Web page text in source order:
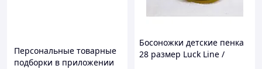
Персональные товарные
подборки в приложении
Босоножки детские пенка
28 размер Luck Line /